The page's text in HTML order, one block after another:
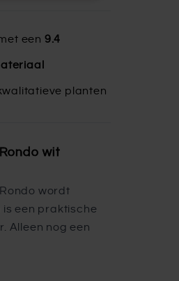
een 9.4
planten
wit
wordt
een praktische
Alleen nog een